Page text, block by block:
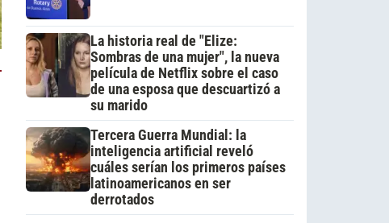
La historia real de "Elize:
Sombras de una mujer", la nueva
película de Netflix sobre el caso
de una esposa que descuartizó a
su marido
Tercera Guerra Mundial: la
inteligencia artificial reveló
cuáles serían los primeros países
latinoamericanos en ser
derrotados